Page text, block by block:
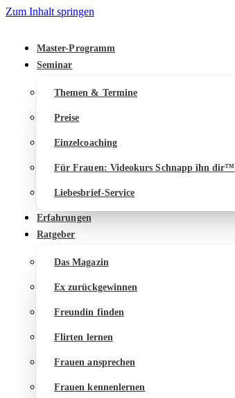
Zum Inhalt springen
Master-Programm
Seminar
Themen & Termine
Preise
Einzelcoaching
Für Frauen: Videokurs Schnapp ihn dir™
Liebesbrief-Service
Erfahrungen
Ratgeber
Das Magazin
Ex zurückgewinnen
Freundin finden
Flirten lernen
Frauen ansprechen
Frauen kennenlernen